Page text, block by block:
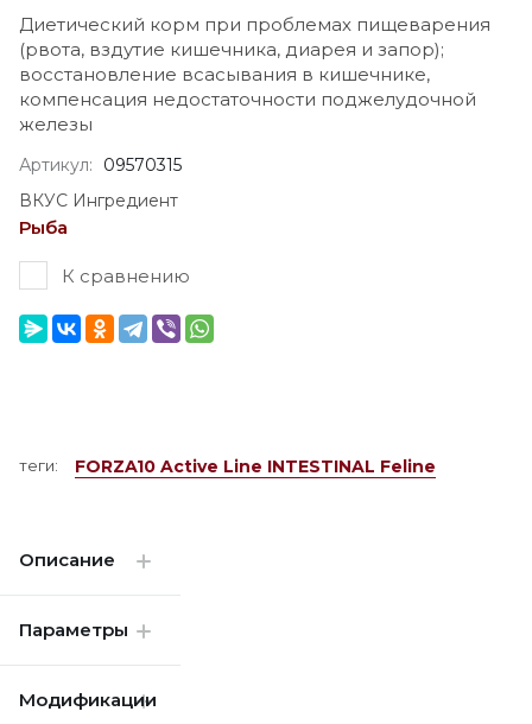
Диетический корм при проблемах пищеварения
(рвота, вздутие кишечника, диарея и запор);
восстановление всасывания в кишечнике,
компенсация недостаточности поджелудочной
железы
Артикул:
09570315
ВКУС Ингредиент
Рыба
К сравнению
теги: FORZA10 Active Line INTESTINAL Feline
Описание
Параметры
Модификации
Главная
Оплата